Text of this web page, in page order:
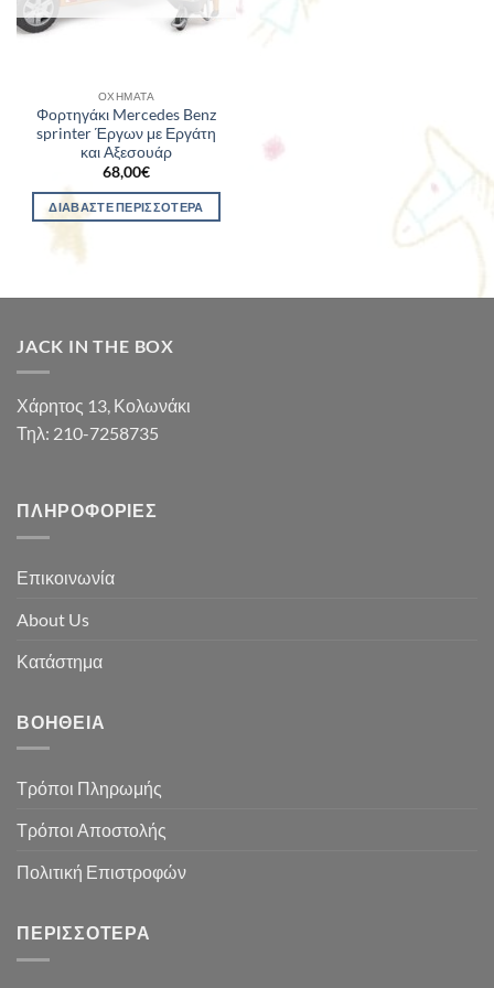
ΟΧΉΜΑΤΑ
Φορτηγάκι Mercedes Benz
sprinter Έργων με Εργάτη
και Αξεσουάρ
68,00€
ΔΙΑΒΆΣΤΕ ΠΕΡΙΣΣΌΤΕΡΑ
JACK IN THE BOX
Χάρητος 13, Κολωνάκι
Τηλ: 210-7258735
ΠΛΗΡΟΦΟΡΊΕΣ
Επικοινωνία
About Us
Κατάστημα
ΒΟΉΘΕΙΑ
Τρόποι Πληρωμής
Τρόποι Αποστολής
Πολιτική Επιστροφών
ΠΕΡΙΣΣΌΤΕΡΑ